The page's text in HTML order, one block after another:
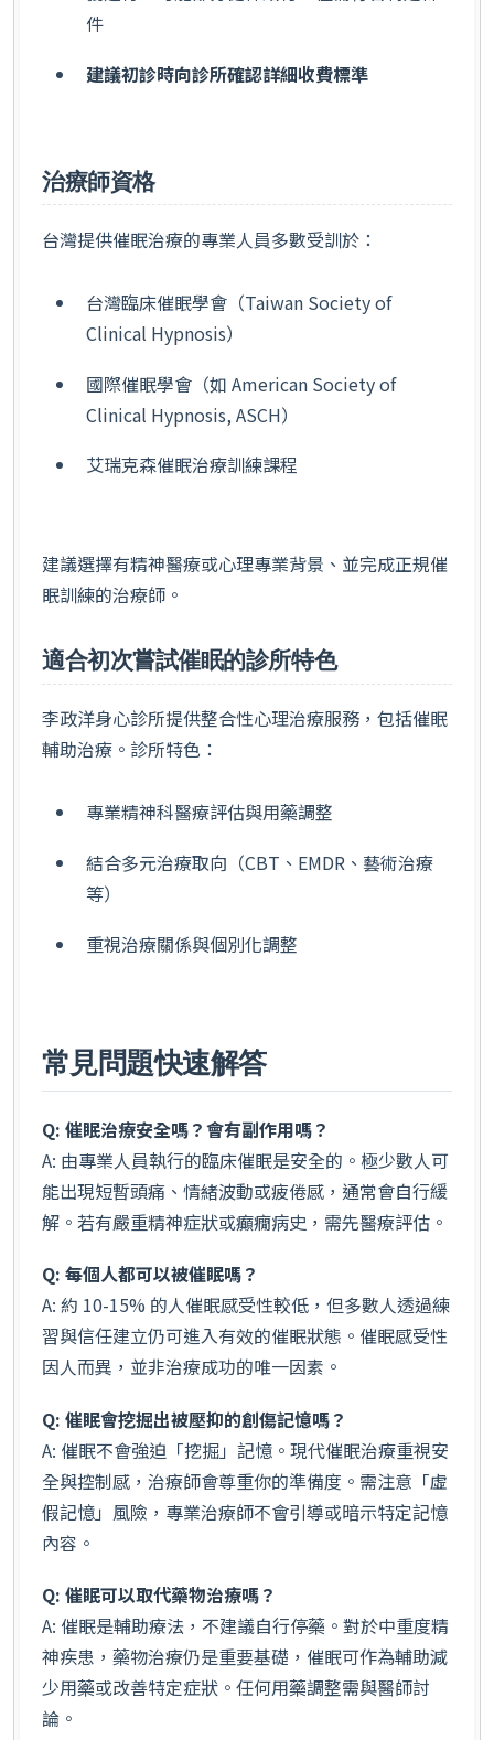
件
建議初診時向診所確認詳細收費標準
治療師資格
台灣提供催眠治療的專業人員多數受訓於：
台灣臨床催眠學會（Taiwan Society of
Clinical Hypnosis）
國際催眠學會（如 American Society of
Clinical Hypnosis, ASCH）
艾瑞克森催眠治療訓練課程
建議選擇有精神醫療或心理專業背景、並完成正規催
眠訓練的治療師。
適合初次嘗試催眠的診所特色
李政洋身心診所提供整合性心理治療服務，包括催眠
輔助治療。診所特色：
專業精神科醫療評估與用藥調整
結合多元治療取向（CBT、EMDR、藝術治療
等）
重視治療關係與個別化調整
常見問題快速解答
Q: 催眠治療安全嗎？會有副作用嗎？
A: 由專業人員執行的臨床催眠是安全的。極少數人可
能出現短暫頭痛、情緒波動或疲倦感，通常會自行緩
解。若有嚴重精神症狀或癲癇病史，需先醫療評估。
Q: 每個人都可以被催眠嗎？
A: 約 10-15% 的人催眠感受性較低，但多數人透過練
習與信任建立仍可進入有效的催眠狀態。催眠感受性
因人而異，並非治療成功的唯一因素。
Q: 催眠會挖掘出被壓抑的創傷記憶嗎？
A: 催眠不會強迫「挖掘」記憶。現代催眠治療重視安
全與控制感，治療師會尊重你的準備度。需注意「虛
假記憶」風險，專業治療師不會引導或暗示特定記憶
內容。
Q: 催眠可以取代藥物治療嗎？
A: 催眠是輔助療法，不建議自行停藥。對於中重度精
神疾患，藥物治療仍是重要基礎，催眠可作為輔助減
少用藥或改善特定症狀。任何用藥調整需與醫師討
論。